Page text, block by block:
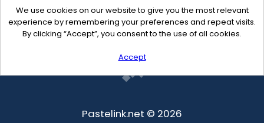
We use cookies on our website to give you the most relevant
experience by remembering your preferences and repeat visits.
By clicking “Accept”, you consent to the use of all cookies.
Accept
Recent
Contact
Pastelink.net © 2026